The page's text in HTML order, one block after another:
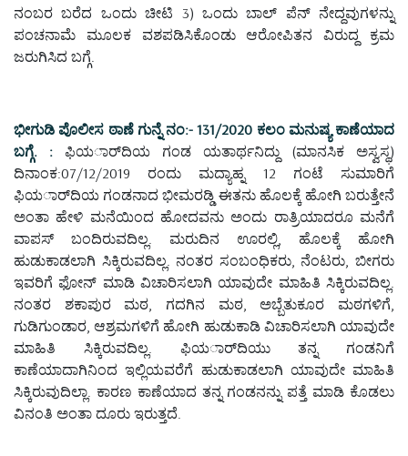
ನಂಬರ ಬರೆದ ಒಂದು ಚೀಟಿ 3) ಒಂದು ಬಾಲ್ ಪೆನ್ ನೇದ್ದವುಗಳನ್ನು
ಪಂಚನಾಮೆ ಮೂಲಕ ವಶಪಡಿಸಿಕೊಂಡು ಆರೋಪಿತನ ವಿರುದ್ದ ಕ್ರಮ
ಜರುಗಿಸಿದ ಬಗ್ಗೆ.
ಭೀಗುಡಿ ಪೊಲೀಸ ಠಾಣೆ ಗುನ್ನೆ ನಂ:- 131/2020 ಕಲಂ ಮನುಷ್ಯ ಕಾಣೆಯಾದ
ಬಗ್ಗೆ. : ಫಿಯರ್ಾದಿಯ ಗಂಡ ಯತಾರ್ಥನಿದ್ದು (ಮಾನಸಿಕ ಅಸ್ವಸ್ಥ)
ದಿನಾಂಕ:07/12/2019 ರಂದು ಮದ್ಯಾಹ್ನ 12 ಗಂಟೆ ಸುಮಾರಿಗೆ
ಫಿಯರ್ಾದಿಯ ಗಂಡನಾದ ಭೀಮರಡ್ಡಿ ಈತನು ಹೊಲಕ್ಕೆ ಹೋಗಿ ಬರುತ್ತೇನೆ
ಅಂತಾ ಹೇಳಿ ಮನೆಯಿಂದ ಹೋದವನು ಅಂದು ರಾತ್ರಿಯಾದರೂ ಮನೆಗೆ
ವಾಪಸ್ ಬಂದಿರುವದಿಲ್ಲ. ಮರುದಿನ ಊರಲ್ಲಿ, ಹೊಲಕ್ಕೆ ಹೋಗಿ
ಹುಡುಕಾಡಲಾಗಿ ಸಿಕ್ಕಿರುವದಿಲ್ಲ. ನಂತರ ಸಂಬಂಧಿಕರು, ನೆಂಟರು, ಬೀಗರು
ಇವರಿಗೆ ಫೋನ್ ಮಾಡಿ ವಿಚಾರಿಸಲಾಗಿ ಯಾವುದೇ ಮಾಹಿತಿ ಸಿಕ್ಕಿರುವದಿಲ್ಲ.
ನಂತರ ಶಕಾಪುರ ಮಠ, ಗದಗಿನ ಮಠ, ಅಬ್ಬೆತುಕೂರ ಮಠಗಳಿಗೆ,
ಗುಡಿಗುಂಡಾರ, ಆಶ್ರಮಗಳಿಗೆ ಹೋಗಿ ಹುಡುಕಾಡಿ ವಿಚಾರಿಸಲಾಗಿ ಯಾವುದೇ
ಮಾಹಿತಿ ಸಿಕ್ಕಿರುವದಿಲ್ಲ. ಫಿಯರ್ಾದಿಯು ತನ್ನ ಗಂಡನಿಗೆ
ಕಾಣೆಯಾದಾಗಿನಿಂದ ಇಲ್ಲಿಯವರೆಗೆ ಹುಡುಕಾಡಲಾಗಿ ಯಾವುದೇ ಮಾಹಿತಿ
ಸಿಕ್ಕಿರುವುದಿಲ್ಲಾ. ಕಾರಣ ಕಾಣೆಯಾದ ತನ್ನ ಗಂಡನನ್ನು ಪತ್ತೆ ಮಾಡಿ ಕೊಡಲು
ವಿನಂತಿ ಅಂತಾ ದೂರು ಇರುತ್ತದೆ.